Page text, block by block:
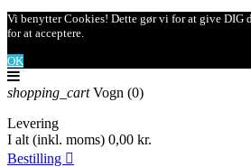
Vi benytter Cookies! Dette gør vi for at give DIG
for at acceptere.
OK
shopping_cart Vogn (0)
Levering
I alt (inkl. moms) 0,00 kr.
Bestilling 